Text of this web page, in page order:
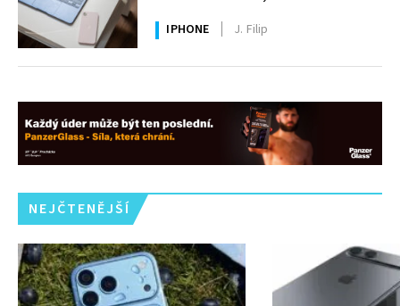
uživatelé Windows čekají roky
IPHONE J. Filip
NEJČTENĚJŠÍ